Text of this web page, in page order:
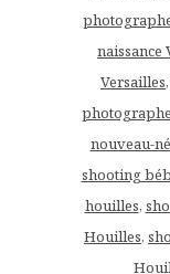
naissance
Versailles,
nouveau-
shooting
houilles,
Houilles,